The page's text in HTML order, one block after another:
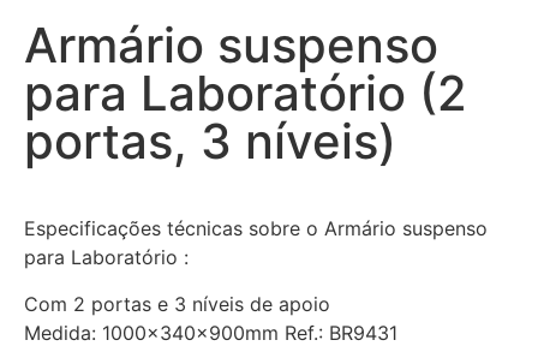
Armário suspenso
para Laboratório (2
portas, 3 níveis)
Especificações técnicas sobre o Armário suspenso
para Laboratório :
Com 2 portas e 3 níveis de apoio
Medida: 1000x340x900mm Ref.: BR9431